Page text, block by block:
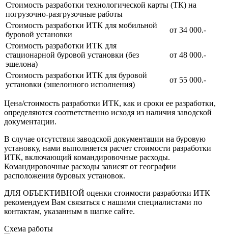
Стоимость разработки технологической карты (ТК) на
погрузочно-разгрузочные работы
Стоимость разработки ИТК для мобильной
буровой установки
от 34 000.-
Стоимость разработки ИТК для
стационарной буровой установки (без
эшелона)
от 48 000.-
Стоимость разработки ИТК для буровой
установки (эшелонного исполнения)
от 55 000.-
Цена/стоимость разработки ИТК, как и сроки ее разработки,
определяются соответственно исходя из наличия заводской
документации.
В случае отсутствия заводской документации на буровую
установку, нами выполняется расчет стоимости разработки
ИТК, включающий командировочные расходы.
Командировочные расходы зависят от географии
расположения буровых установок.
ДЛЯ ОБЪЕКТИВНОЙ оценки стоимости разработки ИТК
рекомендуем Вам связаться с нашими специалистами по
контактам, указанным в шапке сайте.
Схема работы